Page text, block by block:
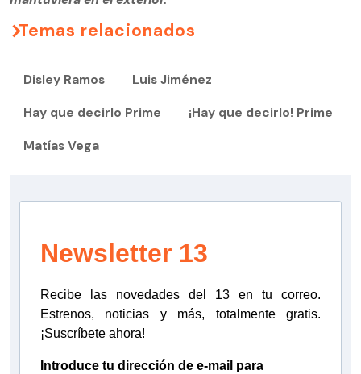
Temas relacionados
Disley Ramos Luis Jiménez
Hay que decirlo Prime ¡Hay que decirlo! Prime
Matías Vega
Newsletter 13
Recibe las novedades del 13 en tu correo.
Estrenos, noticias y más, totalmente gratis.
¡Suscríbete ahora!
Introduce tu dirección de e-mail para